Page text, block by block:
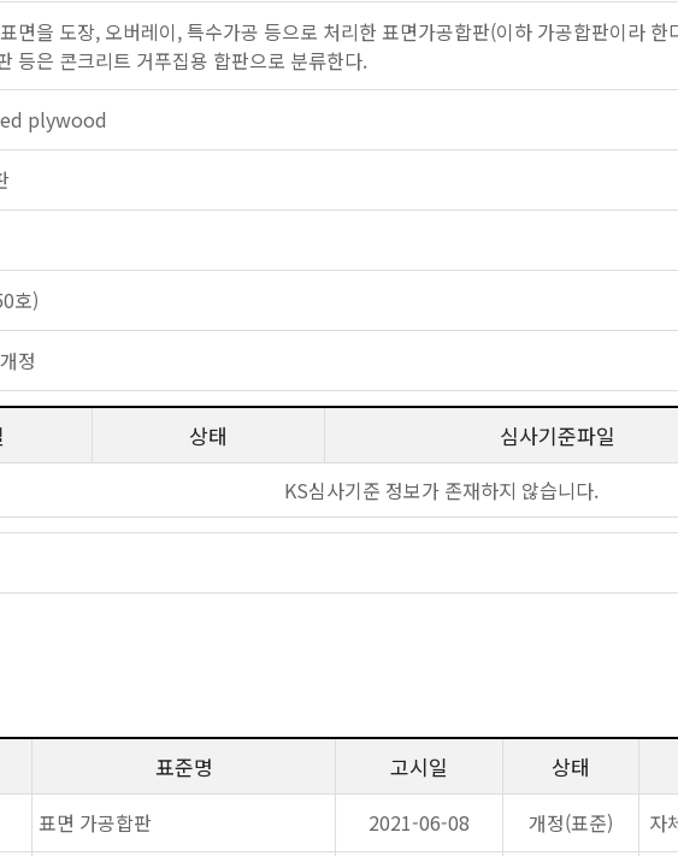
면을 도장, 오버레이, 특수가공 등으로 처리한 표면가공합판(이하 가공합판이라
등은 콘크리트 거푸집용 합판으로 분류한다.
plywood
호)
정
상태 심사기준파일
KS심사기준 정보가 존재하지 않습니다.
표준명 고시일 상태
표면 가공합판 2021-06-08 개정(표준) 자